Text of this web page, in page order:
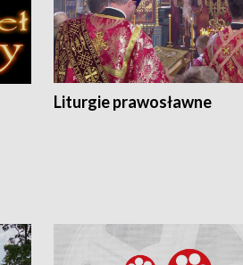
Liturgie prawosławne